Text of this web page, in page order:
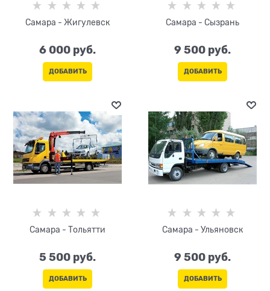
Самара - Жигулевск
6 000 руб.
ДОБАВИТЬ
Самара - Сызрань
9 500 руб.
ДОБАВИТЬ
Самара - Тольятти
5 500 руб.
ДОБАВИТЬ
Самара - Ульяновск
9 500 руб.
ДОБАВИТЬ